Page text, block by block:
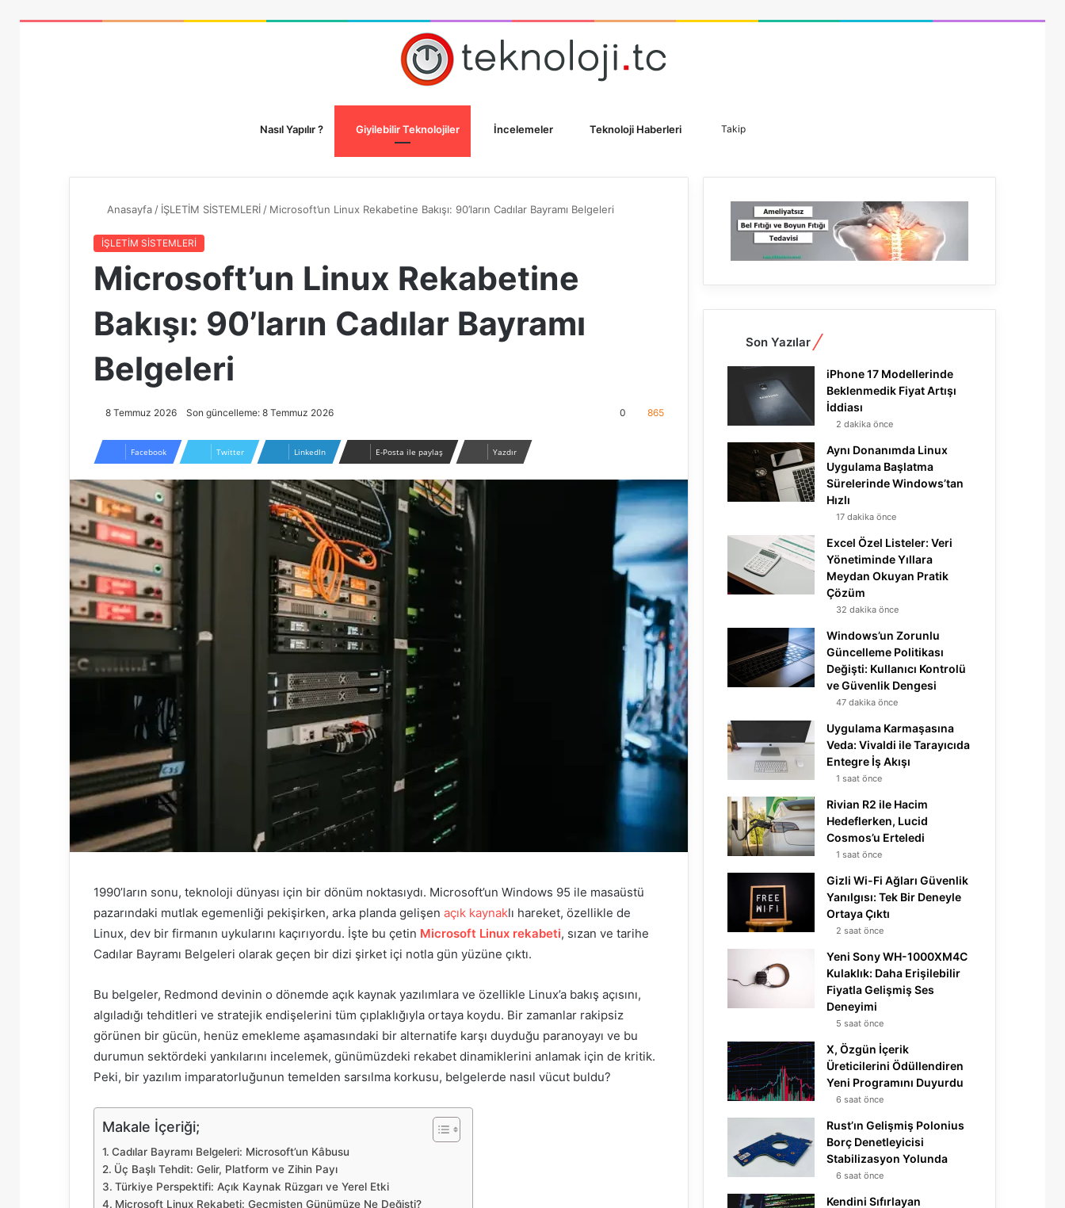
Nasıl Yapılır ? Giyilebilir Teknolojiler İncelemeler Teknoloji Haberleri
yap
...
görünümü
değiştir
Ol
Takip
Anasayfa / İŞLETİM SİSTEMLERİ / Microsoft’un Linux Rekabetine Bakışı: 90’ların Cadılar Bayramı Belgeleri
İŞLETİM SİSTEMLERİ
Microsoft’un Linux Rekabetine
Bakışı: 90’ların Cadılar Bayramı
Belgeleri
8 Temmuz 2026 Son güncelleme: 8 Temmuz 2026 0 865
Facebook Twitter LinkedIn E-Posta ile paylaş Yazdır
1990’ların sonu, teknoloji dünyası için bir dönüm noktasıydı. Microsoft’un Windows 95 ile masaüstü
pazarındaki mutlak egemenliği pekişirken, arka planda gelişen açık kaynaklı hareket, özellikle de
Linux, dev bir firmanın uykularını kaçırıyordu. İşte bu çetin Microsoft Linux rekabeti, sızan ve tarihe
Cadılar Bayramı Belgeleri olarak geçen bir dizi şirket içi notla gün yüzüne çıktı.
Bu belgeler, Redmond devinin o dönemde açık kaynak yazılımlara ve özellikle Linux’a bakış açısını,
algıladığı tehditleri ve stratejik endişelerini tüm çıplaklığıyla ortaya koydu. Bir zamanlar rakipsiz
görünen bir gücün, henüz emekleme aşamasındaki bir alternatife karşı duyduğu paranoyayı ve bu
durumun sektördeki yankılarını incelemek, günümüzdeki rekabet dinamiklerini anlamak için de kritik.
Peki, bir yazılım imparatorluğunun temelden sarsılma korkusu, belgelerde nasıl vücut buldu?
Makale İçeriği;
Cadılar Bayramı Belgeleri: Microsoft’un Kâbusu
Üç Başlı Tehdit: Gelir, Platform ve Zihin Payı
Türkiye Perspektifi: Açık Kaynak Rüzgarı ve Yerel Etki
Microsoft Linux Rekabeti: Geçmişten Günümüze Ne Değişti?
Son Yazılar
iPhone 17 Modellerinde
Beklenmedik Fiyat Artışı
İddiası
2 dakika önce
Aynı Donanımda Linux
Uygulama Başlatma
Sürelerinde Windows’tan
Hızlı
17 dakika önce
Excel Özel Listeler: Veri
Yönetiminde Yıllara
Meydan Okuyan Pratik
Çözüm
32 dakika önce
Windows’un Zorunlu
Güncelleme Politikası
Değişti: Kullanıcı Kontrolü
ve Güvenlik Dengesi
47 dakika önce
Uygulama Karmaşasına
Veda: Vivaldi ile Tarayıcıda
Entegre İş Akışı
1 saat önce
Rivian R2 ile Hacim
Hedeflerken, Lucid
Cosmos’u Erteledi
1 saat önce
Gizli Wi-Fi Ağları Güvenlik
Yanılgısı: Tek Bir Deneyle
Ortaya Çıktı
2 saat önce
Yeni Sony WH-1000XM4C
Kulaklık: Daha Erişilebilir
Fiyatla Gelişmiş Ses
Deneyimi
5 saat önce
X, Özgün İçerik
Üreticilerini Ödüllendiren
Yeni Programını Duyurdu
6 saat önce
Rust’ın Gelişmiş Polonius
Borç Denetleyicisi
Stabilizasyon Yolunda
6 saat önce
Kendini Sıfırlayan